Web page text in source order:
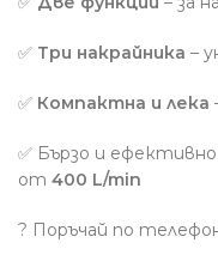
✅ Три накрайника –
✅ Компактна и лека
✅ Бързо и
от 400 L/min
? Поръчай по